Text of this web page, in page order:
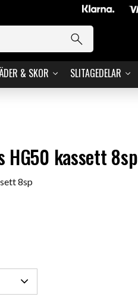
& SKOR SLITAGEDELAR
HG50 kassett 8sp
8sp